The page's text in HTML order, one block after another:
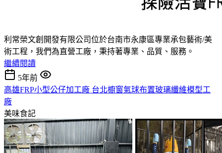
利常榮文創開發有限公司位於台南市永康區專業承包藝術/美
術工程，我們為直營工廠，秉持著專業、品質、服務。
繼續閱讀
5年前
高雄FRP小型公仔加工廠 台北櫥窗氣球布置玻璃纖維模型工
廠
美味食記